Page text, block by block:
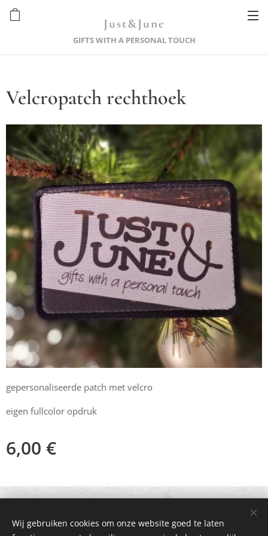
Just&June
GIFTS WITH A PERSONAL TOUCH
Velcropatch rechthoek
gepersonaliseerde patch met velcro
eigen fullcolor opdruk
6,00 €
Mogelijk gemaakt door
Webnode Cookies
Wij gebruiken cookies om onze website goed te laten